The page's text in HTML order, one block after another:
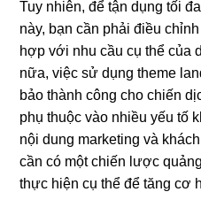
Tuy nhiên, để tận dụng tối
này, bạn cần phải điều
hợp với nhu cầu cụ thể của
nữa, việc sử dụng theme
bảo thành công cho chiến
phụ thuộc vào nhiều yếu tố
nội dung marketing và
cần có một chiến lược
thực hiện cụ thể để tăng cơ